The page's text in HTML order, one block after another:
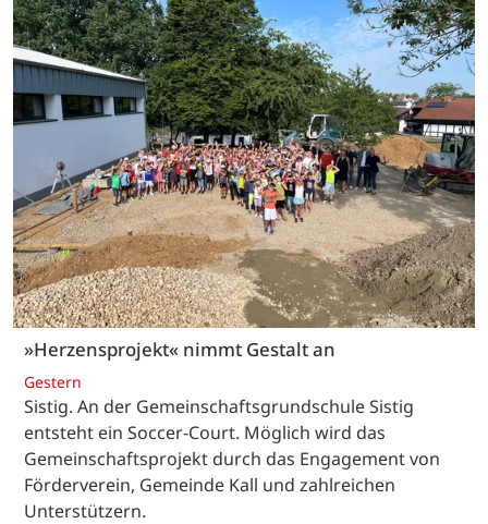
»Herzensprojekt« nimmt Gestalt an
Gestern
Sistig. An der Gemeinschaftsgrundschule Sistig
entsteht ein Soccer-Court. Möglich wird das
Gemeinschaftsprojekt durch das Engagement von
Förderverein, Gemeinde Kall und zahlreichen
Unterstützern.